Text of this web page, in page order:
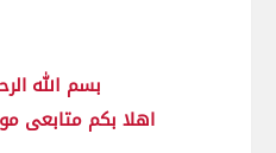
بسم الله
اهلا بكم متابعى